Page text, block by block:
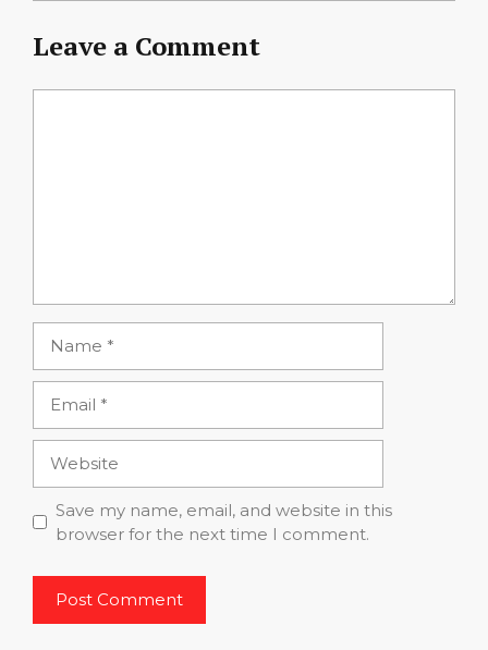
Leave a Comment
Save my name, email, and website in this
browser for the next time I comment.